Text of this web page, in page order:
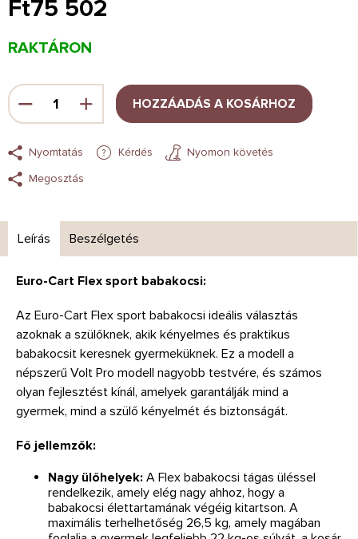
Ft75 502
Egységár:
RAKTÁRON
HOZZÁADÁS A KOSÁRHOZ
Nyomtatás Kérdés
Nyomon követés
Megosztás
Leírás Beszélgetés
Euro-Cart Flex sport babakocsi:
Az Euro-Cart Flex sport babakocsi ideális választás
azoknak a szülőknek, akik kényelmes és praktikus
babakocsit keresnek gyermeküknek. Ez a modell a
népszerű Volt Pro modell nagyobb testvére, és számos
olyan fejlesztést kínál, amelyek garantálják mind a
gyermek, mind a szülő kényelmét és biztonságát.
Fő jellemzők:
Nagy ülőhelyek: A Flex babakocsi tágas üléssel
rendelkezik, amely elég nagy ahhoz, hogy a
babakocsi élettartamának végéig kitartson. A
maximális terhelhetőség 26,5 kg, amely magában